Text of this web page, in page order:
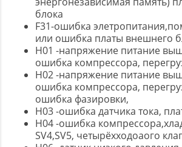
блока
F31-ошибка
или ошибка платы внешнего
H01 -напряжение питание
ошибка компрессора,
H02 -напряжение питание
ошибка компрессора,
ошибка фазировки,
H03 -ошибка датчика тока,
H04 -ошибка
SV4,SV5, четырёхходоаого